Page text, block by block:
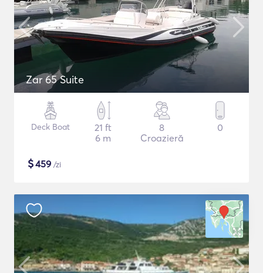
Zar 65 Suite
Deck Boat
21 ft
6 m
8
Croazieră
0
$459 /zi